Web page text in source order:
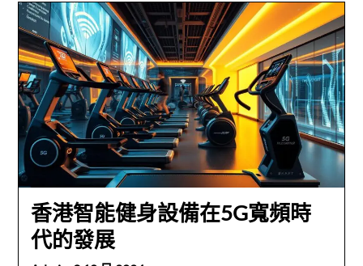
香港智能健身設備在5G寬頻時
代的發展